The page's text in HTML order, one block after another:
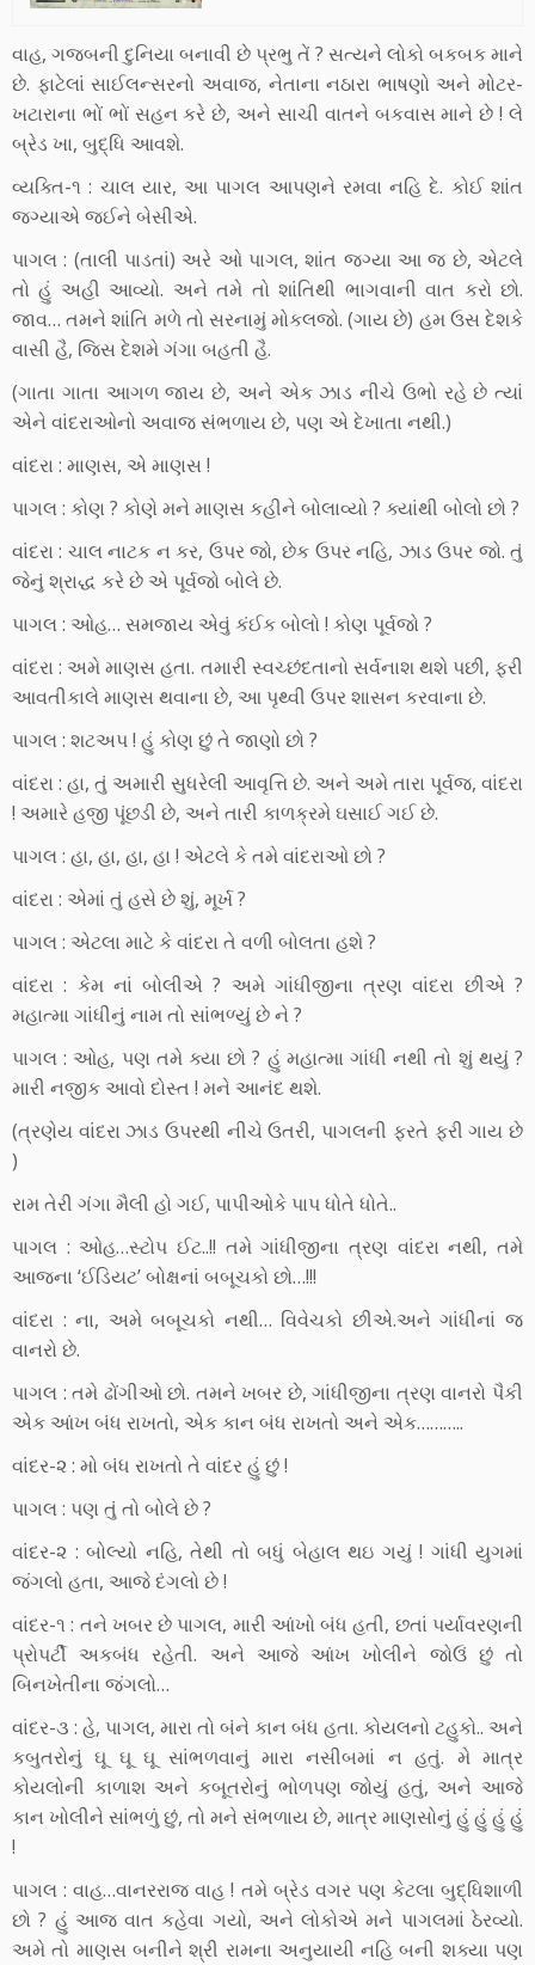
વાહ, ગજબની દુનિયા બનાવી છે પ્રભુ તેં ? સત્યને લોકો બકબક માને
છે. ફાટેલાં સાઈલન્સરનો અવાજ, નેતાના નઠારા ભાષણો અને મોટર-
ખટારાના ભોં ભોં સહન કરે છે, અને સાચી વાતને બકવાસ માને છે ! લે
બ્રેડ ખા, બુદ્ધિ આવશે.
વ્યક્તિ-૧ : ચાલ યાર, આ પાગલ આપણને રમવા નહિ દે. કોઈ શાંત
જગ્યાએ જઈને બેસીએ.
પાગલ : (તાલી પાડતાં) અરે ઓ પાગલ, શાંત જગ્યા આ જ છે, એટલે
તો હું અહી આવ્યો. અને તમે તો શાંતિથી ભાગવાની વાત કરો છો.
જાવ… તમને શાંતિ મળે તો સરનામું મોકલજો. (ગાય છે) હમ ઉસ દેશકે
વાસી હૈ, જિસ દેશમે ગંગા બહતી હૈ.
(ગાતા ગાતા આગળ જાય છે, અને એક ઝાડ નીચે ઉભો રહે છે ત્યાં
એને વાંદરાઓનો અવાજ સંભળાય છે, પણ એ દેખાતા નથી.)
વાંદરા : માણસ, એ માણસ !
પાગલ : કોણ ? કોણે મને માણસ કહીને બોલાવ્યો ? ક્યાંથી બોલો છો ?
વાંદરા : ચાલ નાટક ન કર, ઉપર જો, છેક ઉપર નહિ, ઝાડ ઉપર જો. તું
જેનું શ્રાદ્ધ કરે છે એ પૂર્વજો બોલે છે.
પાગલ : ઓહ… સમજાય એવું કંઈક બોલો ! કોણ પૂર્વજો ?
વાંદરા : અમે માણસ હતા. તમારી સ્વચ્છંદતાનો સર્વનાશ થશે પછી, ફરી
આવતીકાલે માણસ થવાના છે, આ પૃથ્વી ઉપર શાસન કરવાના છે.
પાગલ : શટઅપ ! હું કોણ છું તે જાણો છો ?
વાંદરા : હા, તું અમારી સુધરેલી આવૃત્તિ છે. અને અમે તારા પૂર્વજ, વાંદરા
! અમારે હજી પૂંછડી છે, અને તારી કાળક્રમે ઘસાઈ ગઈ છે.
પાગલ : હા, હા, હા, હા ! એટલે કે તમે વાંદરાઓ છો ?
વાંદરા : એમાં તું હસે છે શું, મૂર્ખ ?
પાગલ : એટલા માટે કે વાંદરા તે વળી બોલતા હશે ?
વાંદરા : કેમ નાં બોલીએ ? અમે ગાંધીજીના ત્રણ વાંદરા છીએ ?
મહાત્મા ગાંધીનું નામ તો સાંભળ્યું છે ને ?
પાગલ : ઓહ, પણ તમે ક્યા છો ? હું મહાત્મા ગાંધી નથી તો શું થયું ?
મારી નજીક આવો દોસ્ત ! મને આનંદ થશે.
(ત્રણેય વાંદરા ઝાડ ઉપરથી નીચે ઉતરી, પાગલની ફરતે ફરી ગાય છે
)
રામ તેરી ગંગા મૈલી હો ગઈ, પાપીઓકે પાપ ધોતે ધોતે..
પાગલ : ઓહ…સ્ટોપ ઈટ..!! તમે ગાંધીજીના ત્રણ વાંદરા નથી, તમે
આજના ‘ઈડિયટ’ બોક્ષનાં બબૂચકો છો…!!!
વાંદરા : ના, અમે બબૂચકો નથી… વિવેચકો છીએ.અને ગાંધીનાં જ
વાનરો છે.
પાગલ : તમે ઢોંગીઓ છો. તમને ખબર છે, ગાંધીજીના ત્રણ વાનરો પૈકી
એક આંખ બંધ રાખતો, એક કાન બંધ રાખતો અને એક………..
વાંદર-૨ : મો બંધ રાખતો તે વાંદર હું છું !
પાગલ : પણ તું તો બોલે છે ?
વાંદર-૨ : બોલ્યો નહિ, તેથી તો બધું બેહાલ થઇ ગયું ! ગાંધી યુગમાં
જંગલો હતા, આજે દંગલો છે !
વાંદર-૧ : તને ખબર છે પાગલ, મારી આંખો બંધ હતી, છતાં પર્યાવરણની
પ્રોપર્ટી અકબંધ રહેતી. અને આજે આંખ ખોલીને જોઉં છું તો
બિનખેતીના જંગલો…
વાંદર-૩ : હે, પાગલ, મારા તો બંને કાન બંધ હતા. કોયલનો ટહુકો.. અને
કબુતરોનું ઘૂ ઘૂ ઘૂ સાંભળવાનું મારા નસીબમાં ન હતું. મે માત્ર
કોયલોની કાળાશ અને કબૂતરોનું ભોળપણ જોયું હતું, અને આજે
કાન ખોલીને સાંભળું છું, તો મને સંભળાય છે, માત્ર માણસોનું હું હું હું હું
!
પાગલ : વાહ…વાનરરાજ વાહ ! તમે બ્રેડ વગર પણ કેટલા બુદ્ધિશાળી
છો ? હું આજ વાત કહેવા ગયો, અને લોકોએ મને પાગલમાં ઠેરવ્યો.
અમે તો માણસ બનીને શ્રી રામના અનુયાયી નહિ બની શક્યા પણ